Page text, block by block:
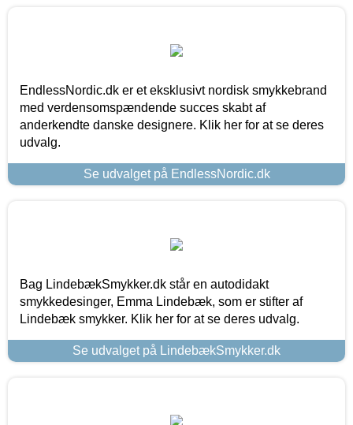
EndlessNordic.dk er et eksklusivt nordisk smykkebrand
med verdensomspændende succes skabt af
anderkendte danske designere. Klik her for at se deres
udvalg.
Se udvalget på EndlessNordic.dk
Bag LindebækSmykker.dk står en autodidakt
smykkedesinger, Emma Lindebæk, som er stifter af
Lindebæk smykker. Klik her for at se deres udvalg.
Se udvalget på LindebækSmykker.dk